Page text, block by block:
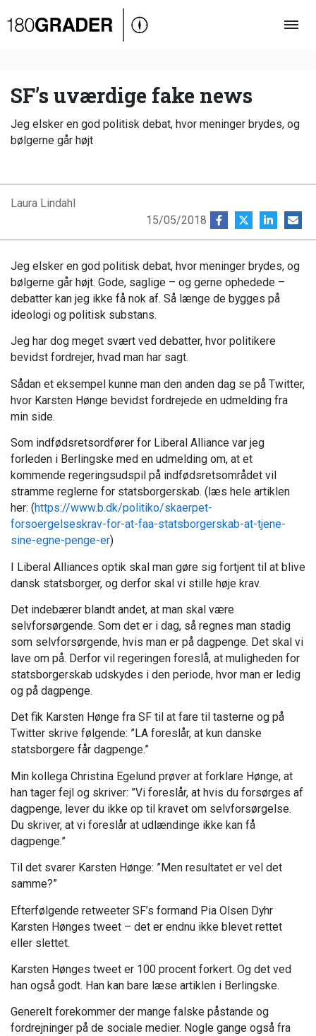
Oversigt
Debat
Video
SF’s uværdige fake news
Jeg elsker en god politisk debat, hvor meninger brydes, og
bølgerne går højt
Laura Lindahl
15/05/2018
Jeg elsker en god politisk debat, hvor meninger brydes, og
bølgerne går højt. Gode, saglige – og gerne ophedede –
debatter kan jeg ikke få nok af. Så længe de bygges på
ideologi og politisk substans.
Jeg har dog meget svært ved debatter, hvor politikere
bevidst fordrejer, hvad man har sagt.
Sådan et eksempel kunne man den anden dag se på Twitter,
hvor Karsten Hønge bevidst fordrejede en udmelding fra
min side.
Som indfødsretsordfører for Liberal Alliance var jeg
forleden i Berlingske med en udmelding om, at et
kommende regeringsudspil på indfødsretsområdet vil
stramme reglerne for statsborgerskab. (læs hele artiklen
her: (https://www.b.dk/politiko/skaerpet-
forsoergelseskrav-for-at-faa-statsborgerskab-at-tjene-
sine-egne-penge-er)
I Liberal Alliances optik skal man gøre sig fortjent til at blive
dansk statsborger, og derfor skal vi stille høje krav.
Det indebærer blandt andet, at man skal være
selvforsørgende. Som det er i dag, så regnes man stadig
som selvforsørgende, hvis man er på dagpenge. Det skal vi
lave om på. Derfor vil regeringen foreslå, at muligheden for
statsborgerskab udskydes i den periode, hvor man er ledig
og på dagpenge.
Det fik Karsten Hønge fra SF til at fare til tasterne og på
Twitter skrive følgende: ”LA foreslår, at kun danske
statsborgere får dagpenge.”
Min kollega Christina Egelund prøver at forklare Hønge, at
han tager fejl og skriver: ”Vi foreslår, at hvis du forsørges af
dagpenge, lever du ikke op til kravet om selvforsørgelse.
Du skriver, at vi foreslår at udlændinge ikke kan få
dagpenge.”
Til det svarer Karsten Hønge: ”Men resultatet er vel det
samme?”
Efterfølgende retweeter SF’s formand Pia Olsen Dyhr
Karsten Hønges tweet – det er endnu ikke blevet rettet
eller slettet.
Karsten Hønges tweet er 100 procent forkert. Og det ved
han også godt. Han kan bare læse artiklen i Berlingske.
Generelt forekommer der mange falske påstande og
fordrejninger på de sociale medier. Nogle gange også fra